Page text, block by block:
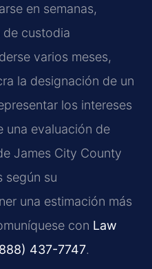
en semanas,
de custodia
varios meses,
la designación de un
los intereses
una evaluación de
James City County
según su
una estimación más
con Law
437-7747.